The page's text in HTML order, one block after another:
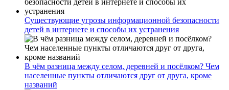
Существующие угрозы информационной безопасности
детей в интернете и способы их устранения
В чём разница между селом, деревней и посёлком? Чем
населенные пункты отличаются друг от друга, кроме
названий